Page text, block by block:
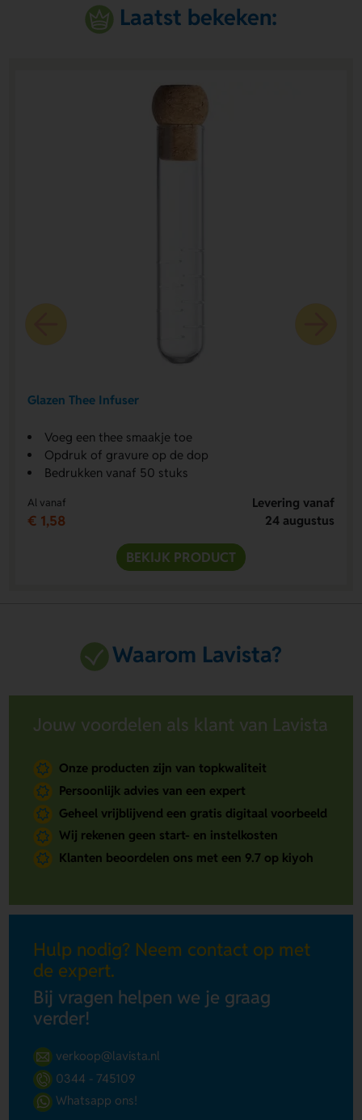
Laatst bekeken:
Glazen Thee Infuser
Voeg een thee smaakje toe
Opdruk of gravure op de dop
Bedrukken vanaf 50 stuks
Al vanaf
€ 1,58
Levering vanaf
24 augustus
BEKIJK PRODUCT
Waarom Lavista?
Jouw voordelen als klant van Lavista
Onze producten zijn van topkwaliteit
Persoonlijk advies van een expert
Geheel vrijblijvend een gratis digitaal voorbeeld
Wij rekenen geen start- en instelkosten
Klanten beoordelen ons met een 9.7 op kiyoh
Hulp nodig? Neem contact op met
de expert.
Bij vragen helpen we je graag
verder!
verkoop@lavista.nl
0344 - 745109
Whatsapp ons!